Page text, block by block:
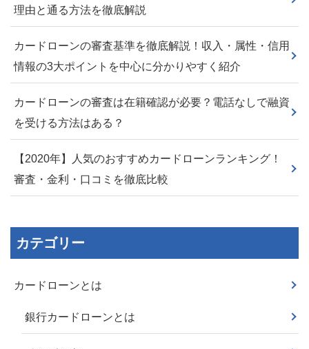
理由と通る方法を徹底解説
カードローンの審査基準を徹底解説！収入・属性・信用
情報の3大ポイントを中心に分かりやすく紹介
カードローンの審査は在籍確認が必要？電話なしで融資
を受ける方法はある？
【2020年】人気のおすすめカードローンランキング！
審査・金利・口コミを徹底比較
カテゴリー
カードローンとは
銀行カードローンとは